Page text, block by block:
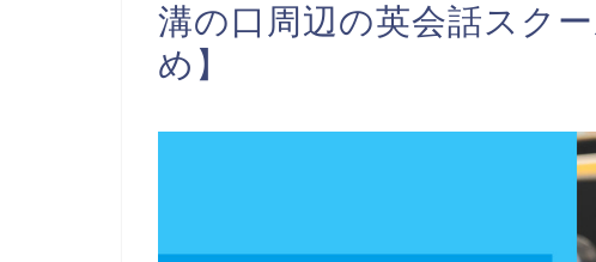
溝の口周辺の英会話スク
め】